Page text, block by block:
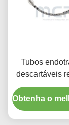
Tubos
descartáveis
com porta
micro-
algemada
Obtenha o